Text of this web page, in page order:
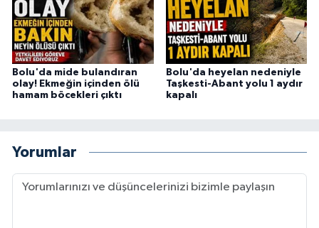
Bolu'da mide bulandıran
olay! Ekmeğin içinden ölü
hamam böcekleri çıktı
Bolu'da heyelan nedeniyle
Taşkesti-Abant yolu 1 aydır
kapalı
Yorumlar